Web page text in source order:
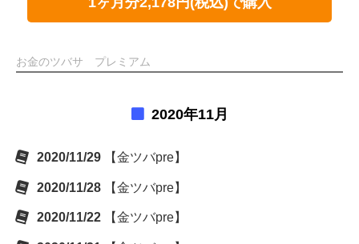
お金のツバサ プレミアム
2020年11月
2020/11/29 【金ツバpre】
2020/11/28 【金ツバpre】
2020/11/22 【金ツバpre】